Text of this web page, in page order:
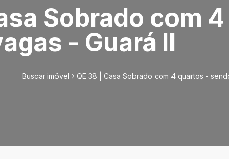
Sobrado com
- Guará II
Buscar imóvel QE 38 | Casa Sobrado com 4 quartos -